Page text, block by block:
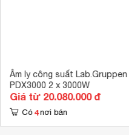
Âm ly công suất Lab.Gruppen
PDX3000 2 x 3000W
Giá từ 20.080.000 đ
Có 4 nơi bán